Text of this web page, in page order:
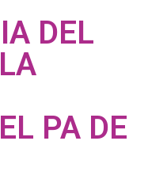
DEL
PA DE